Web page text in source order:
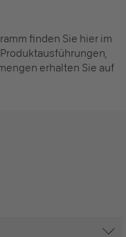
finden Sie hier im
erhalten Sie auf